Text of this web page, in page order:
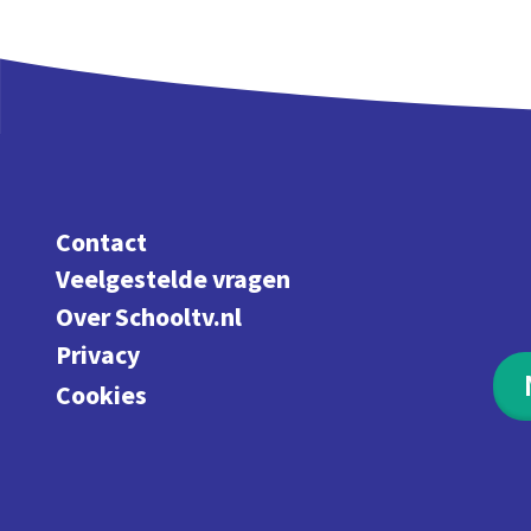
Contact
Veelgestelde vragen
Over Schooltv.nl
Privacy
Cookies